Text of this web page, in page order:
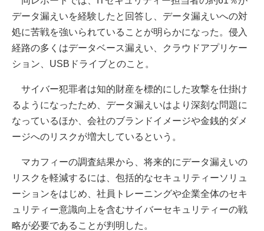
データ漏えいを経験したと回答し、データ漏えいへの対
処に苦戦を強いられていることが明らかになった。侵入
経路の多くはデータベース漏えい、クラウドアプリケー
ション、USBドライブとのこと。
サイバー犯罪者は知的財産を標的にした攻撃を仕掛け
るようになったため、データ漏えいはより深刻な問題に
なっているほか、会社のブランドイメージや金銭的ダメ
ージへのリスクが増大しているという。
マカフィーの調査結果から、将来的にデータ漏えいの
リスクを軽減するには、包括的なセキュリティーソリュ
ーションをはじめ、社員トレーニングや企業全体のセキ
ュリティー意識向上を含むサイバーセキュリティーの戦
略が必要であることが判明した。